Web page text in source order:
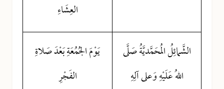
العِشَاءِ
الشَّمائِلُ الُمحَمَّديَّةُ صَلَّى
اللهُ عَلَيْهِ وَعلى آلِهِ
يَوْمَ الجُمُعَةِ بَعْدَ صَلاةِ
الفَجْرِ